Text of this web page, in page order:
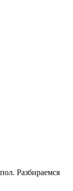
Разбираемся